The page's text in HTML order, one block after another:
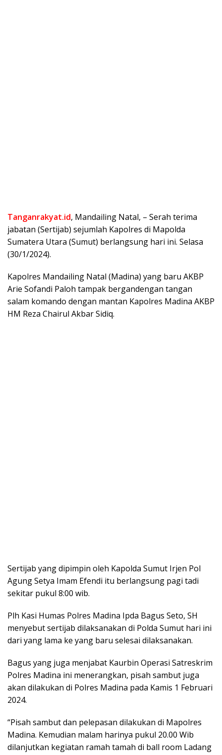
Tanganrakyat.id, Mandailing Natal, – Serah terima
jabatan (Sertijab) sejumlah Kapolres di Mapolda
Sumatera Utara (Sumut) berlangsung hari ini. Selasa
(30/1/2024).
Kapolres Mandailing Natal (Madina) yang baru AKBP
Arie Sofandi Paloh tampak bergandengan tangan
salam komando dengan mantan Kapolres Madina AKBP
HM Reza Chairul Akbar Sidiq.
Sertijab yang dipimpin oleh Kapolda Sumut Irjen Pol
Agung Setya Imam Efendi itu berlangsung pagi tadi
sekitar pukul 8:00 wib.
Plh Kasi Humas Polres Madina Ipda Bagus Seto, SH
menyebut sertijab dilaksanakan di Polda Sumut hari ini
dari yang lama ke yang baru selesai dilaksanakan.
Bagus yang juga menjabat Kaurbin Operasi Satreskrim
Polres Madina ini menerangkan, pisah sambut juga
akan dilakukan di Polres Madina pada Kamis 1 Februari
2024.
“Pisah sambut dan pelepasan dilakukan di Mapolres
Madina. Kemudian malam harinya pukul 20.00 Wib
dilanjutkan kegiatan ramah tamah di ball room Ladang